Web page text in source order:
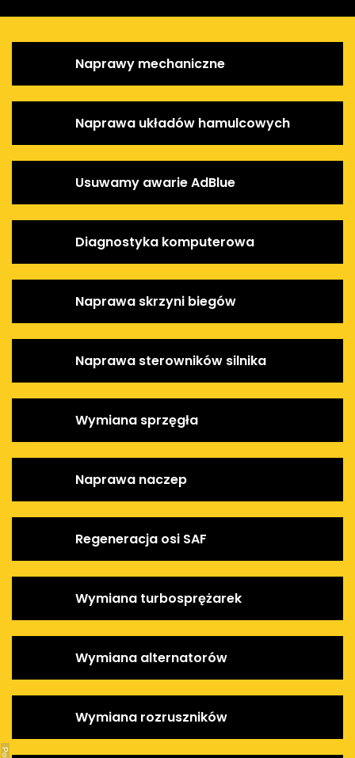
Naprawy mechaniczne
Naprawa układów hamulcowych
Usuwamy awarie AdBlue
Diagnostyka komputerowa
Naprawa skrzyni biegów
Naprawa sterowników silnika
Wymiana sprzęgła
Naprawa naczep
Regeneracja osi SAF
Wymiana turbosprężarek
Wymiana alternatorów
Wymiana rozruszników